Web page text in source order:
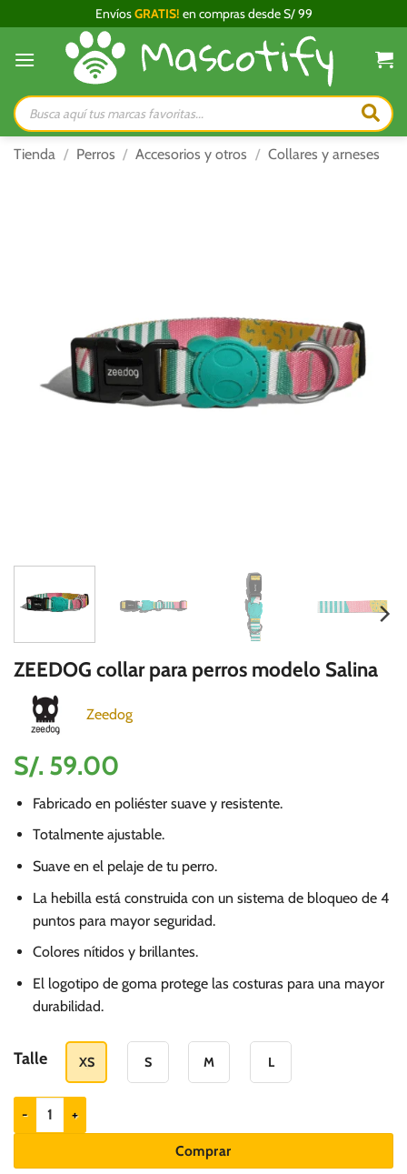
al
contenido
EnvíosGRATIS! en compras desde S/ 99
Búsqueda
de
productos
Tienda / Perros / Accesorios y otros / Collares y arneses
ZEEDOG collar para perros modelo Salina
Zeedog
S/. 59.00
Fabricado en poliéster suave y resistente.
Totalmente ajustable.
Suave en el pelaje de tu perro.
La hebilla está construida con un sistema de bloqueo de 4
puntos para mayor seguridad.
Colores nítidos y brillantes.
El logotipo de goma protege las costuras para una mayor
durabilidad.
Talle XS S M L
ZEEDOG collar para perros modelo Salina cantidad
Comprar